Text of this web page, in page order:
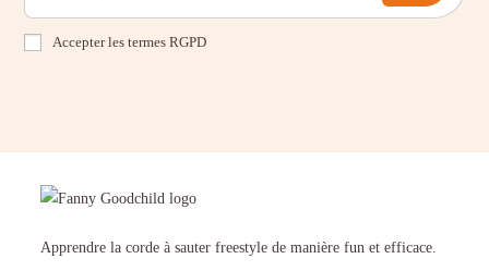
Accepter les termes RGPD
Apprendre la corde à sauter freestyle de manière fun et efficace.